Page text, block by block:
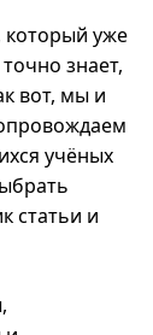
который уже
знает,
вот, мы и
учёных
статьи и